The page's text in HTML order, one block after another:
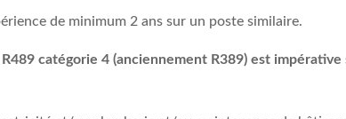
de minimum 2 ans sur un poste similaire.
catégorie 4 (anciennement R389) est impérative